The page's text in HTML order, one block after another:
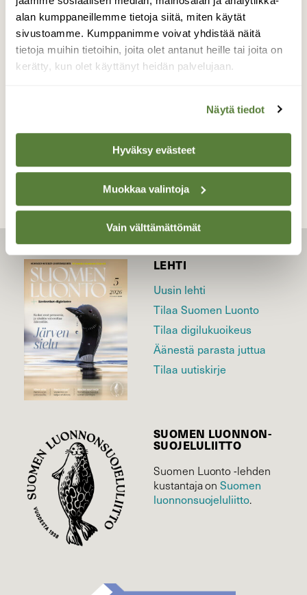
alan kumppaneillemme tietoja siitä, miten käytät
sivustoamme. Kumppanimme voivat yhdistää näitä
tietoja muihin tietoihin, joita olet antanut heille tai joita on
kerätty, kun olet käyttänyt heidän palvelujaan.
Näytä tiedot
Hyväksy evästeet
Muokkaa valintoja
Vain välttämättömät
Linnun pesä
Linnun pesä kaatuneen puun kannossa.
Valokuvaaja: Tanja Ruusukivi, Pasila, Helsinki
9.6.2015
TAKAISIN LISTAAN
LEHTI
Uusin lehti
Tilaa Suomen Luonto
Tilaa digilukuoikeus
Äänestä parasta juttua
Tilaa uutiskirje
SUOMEN LUONNON­
SUOJELU­LIITTO
Suomen Luonto -lehden
kustantaja onSuomen
luonnonsuojelu­liitto.